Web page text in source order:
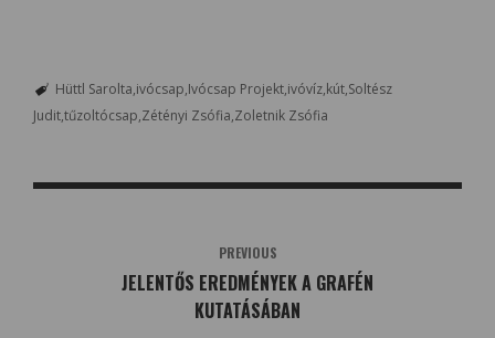
Hüttl Sarolta ivócsap Ivócsap Projekt ivóvíz kút Soltész
Judittűzoltócsap Zétényi Zsófia Zoletnik Zsófia
PREVIOUS
JELENTŐS EREDMÉNYEK A GRAFÉN
KUTATÁSÁBAN